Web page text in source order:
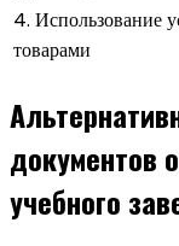
4. Использование
товарами
документов
учебного